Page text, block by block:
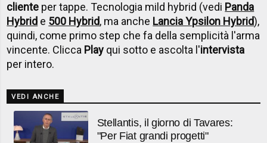
cliente per tappe. Tecnologia mild hybrid (vedi Panda
Hybrid e 500 Hybrid, ma anche Lancia Ypsilon Hybrid),
quindi, come primo step che fa della semplicità l'arma
vincente. Clicca Play qui sotto e ascolta l'intervista
per intero.
VEDI ANCHE
Stellantis, il giorno di Tavares:
"Per Fiat grandi progetti"